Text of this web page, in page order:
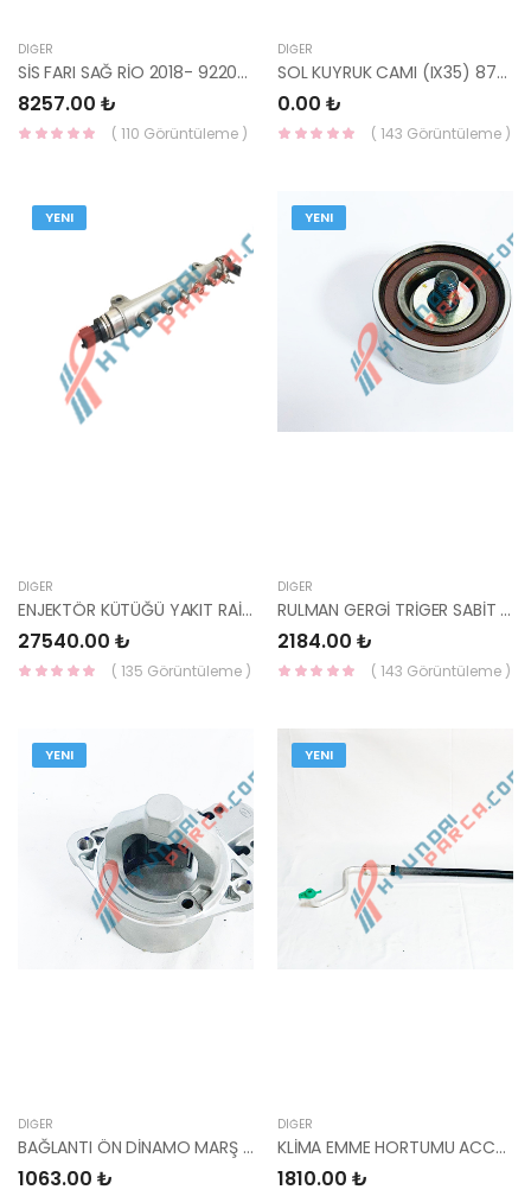
DIĞER
SİS FARI SAĞ RİO 2018- 92208-H8000-HMC
8257.00 ₺
( 110 Görüntüleme )
DIĞER
SOL KUYRUK CAMI (IX35) 87810-2S010-HMC
0.00 ₺
( 143 Görüntüleme )
YENI
DIĞER
ENJEKTÖR KÜTÜĞÜ YAKIT RAİL BORUSU İ30/ERA/GETZ/MATRİX 09 DİZEL 31400-2A410-HMC
27540.00 ₺
( 135 Görüntüleme )
YENI
DIĞER
RULMAN GERGİ TRİGER SABİT ACCENT/ TUCSON/GETZ 24810-27250-HMC
2184.00 ₺
( 143 Görüntüleme )
YENI
DIĞER
BAĞLANTI ÖN DİNAMO MARŞ ACCENT DİZEL 03> 36110-27510-HMC
1063.00 ₺
YENI
DIĞER
KLİMA EMME HORTUMU ACCENT 06- 97763-1E000-HMC
1810.00 ₺